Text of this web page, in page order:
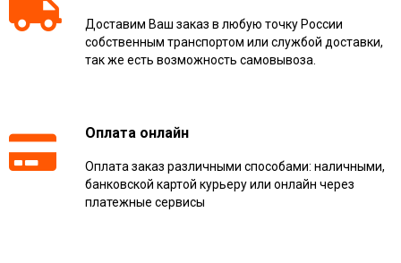
Доставим Ваш заказ в любую точку России
собственным транспортом или службой доставки,
так же есть возможность самовывоза.
Оплата онлайн
Оплата заказ различными способами: наличными,
банковской картой курьеру или онлайн через
платежные сервисы